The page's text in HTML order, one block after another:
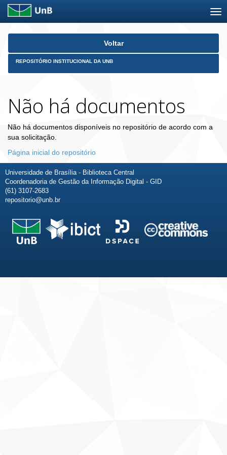
Skip
Voltar
REPOSITÓRIO INSTITUCIONAL DA UNB
Não há documentos
Não há documentos disponíveis no repositório de acordo com a
sua solicitação.
Página inicial do repositório
Universidade de Brasília - Biblioteca Central
Coordenadoria de Gestão da Informação Digital - GID
(61) 3107-2683
repositorio@unb.br